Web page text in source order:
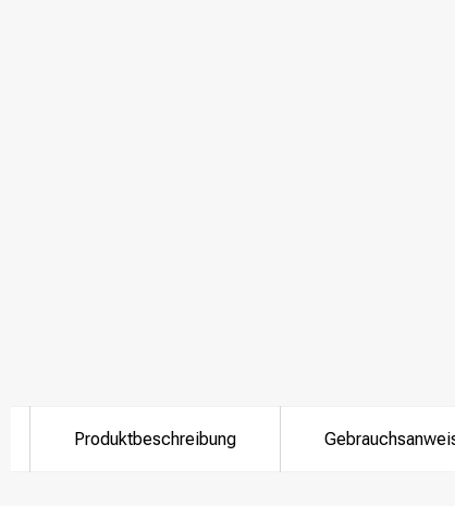
Produktbeschreibung